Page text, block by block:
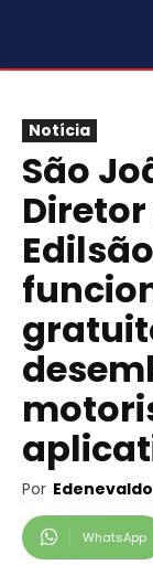
Notícia
São
Por
WhatsApp